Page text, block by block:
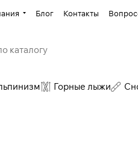
Блог Контакты
Горные лыжи